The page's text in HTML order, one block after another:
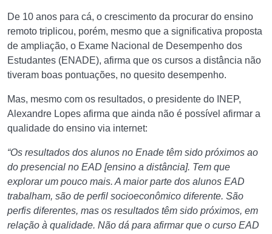
De 10 anos para cá, o crescimento da procurar do ensino
remoto triplicou, porém, mesmo que a significativa proposta
de ampliação, o Exame Nacional de Desempenho dos
Estudantes (ENADE), afirma que os cursos a distância não
tiveram boas pontuações, no quesito desempenho.
Mas, mesmo com os resultados, o presidente do INEP,
Alexandre Lopes afirma que ainda não é possível afirmar a
qualidade do ensino via internet:
“Os resultados dos alunos no Enade têm sido próximos ao
do presencial no EAD [ensino a distância]. Tem que
explorar um pouco mais. A maior parte dos alunos EAD
trabalham, são de perfil socioeconômico diferente. São
perfis diferentes, mas os resultados têm sido próximos, em
relação à qualidade. Não dá para afirmar que o curso EAD